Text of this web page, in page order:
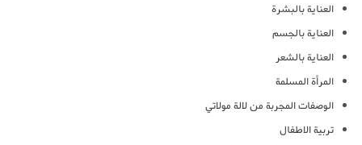
العناية بالبشرة
العناية بالجسم
العناية بالشعر
المرأة المسلمة
الوصفات المجربة من لالة مولاتي
تربية الاطفال